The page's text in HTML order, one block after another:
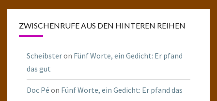
ZWISCHENRUFE AUS DEN HINTEREN REIHEN
Scheibsteron Fünf Worte, ein Gedicht: Er pfand
das gut
Doc Pé on Fünf Worte, ein Gedicht: Er pfand das